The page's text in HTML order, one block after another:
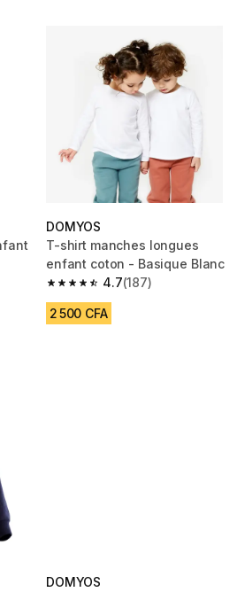
reviews
DOMYOS
T-shirt manches longues
enfant coton - Basique Blanc
4.7
4.7 out of 5 stars from 187
(187)
2 500 CFA
DOMYOS